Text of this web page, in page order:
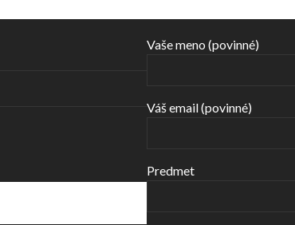
Vaše meno (povinné)
Váš email (povinné)
Predmet